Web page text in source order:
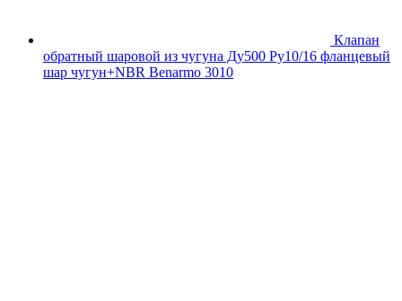
Клапан
обратный шаровой из чугуна Ду500 Ру10/16 фланцевый
шар чугун+NBR Benarmo 3010